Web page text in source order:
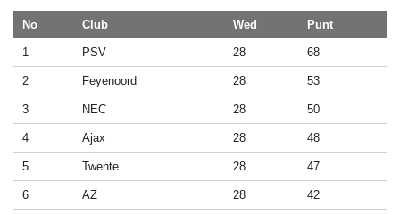
No Club Wed Punt
1 PSV 28 68
2 Feyenoord 28 53
3 NEC 28 50
4 Ajax 28 48
5 Twente 28 47
6 AZ 28 42